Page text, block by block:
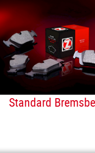
Standard